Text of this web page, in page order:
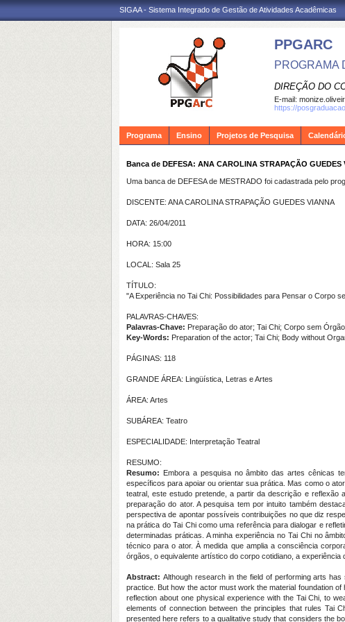
SIGAA - Sistema Integrado de Gestão de Atividades Acadêmicas
PPGARC
PROGRAMA
DIREÇÃO DO
E-mail:
https://
Programa Ensino Projetos de Pesquisa
Banca de DEFESA: ANA CAROLINA STRAPAÇÃO GUEDES
Uma banca de DEFESA de MESTRADO foi cadastrada pelo
DISCENTE: ANA CAROLINA STRAPAÇÃO GUEDES VIANNA
DATA: 26/04/2011
HORA: 15:00
LOCAL: Sala 25
TÍTULO:
"A Experiência no Tai Chi: Possibilidades para Pensar o Corpo
PALAVRAS-CHAVES:
Palavras-Chave: Preparação do ator; Tai Chi; Corpo sem
Key-Words: Preparation of the actor; Tai Chi; Body without
PÁGINAS: 118
GRANDE ÁREA: Lingüística, Letras e Artes
ÁREA: Artes
SUBÁREA: Teatro
ESPECIALIDADE: Interpretação Teatral
RESUMO:
Resumo: Embora a pesquisa no âmbito das artes cênicas
específicos para apoiar ou orientar sua prática. Mas como o
teatral, este estudo pretende, a partir da descrição e
preparação do ator. A pesquisa tem por intuito também
perspectiva de apontar possíveis contribuições no que diz
na prática do Tai Chi como uma referência para dialogar e
determinadas práticas. A minha experiência no Tai Chi no
técnico para o ator. À medida que amplia a consciência
órgãos, o equivalente artístico do corpo cotidiano, a
Abstract: Although research in the field of performing arts
practice. But how the actor must work the material foundation
reflection about one physical experience with the Tai Chi, to
elements of connection between the principles that rules Tai
presented here refers to a qualitative study that considers the